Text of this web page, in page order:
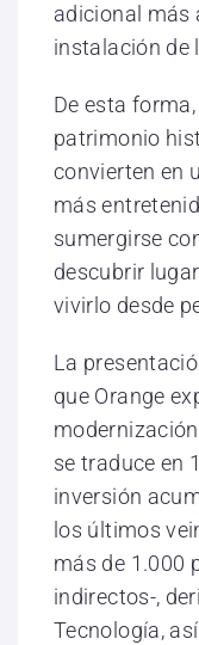
adicional más
instalación de
De esta
patrimonio
convierten en
más
sumergirse
descubrir
vivirlo desde
La
que Orange
se traduce en
inversión
los últimos
más de 1.000
indirectos-,
Tecnología,